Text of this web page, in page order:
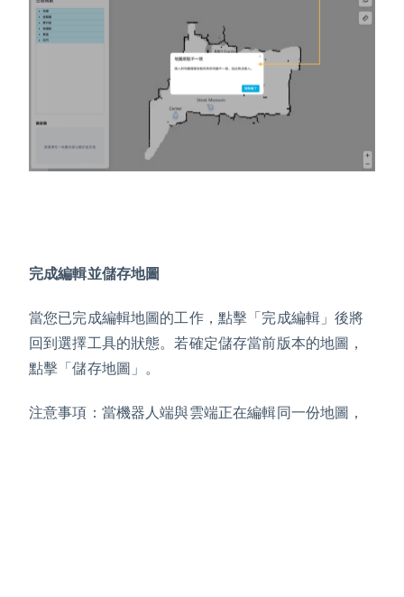
完成編輯並儲存地圖
當您已完成編輯地圖的工作，點擊「完成編輯」後將
回到選擇工具的狀態。若確定儲存當前版本的地圖，
點擊「儲存地圖」。
注意事項：當機器人端與雲端正在編輯同一份地圖，